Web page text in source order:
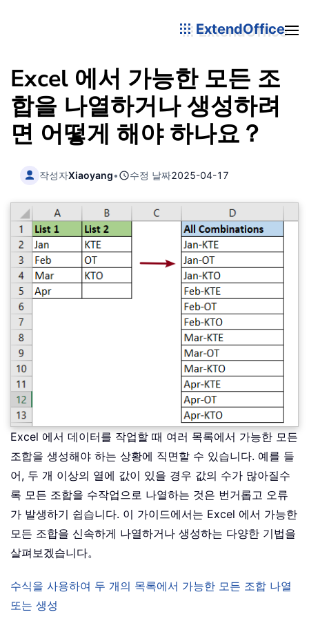
ExtendOffice
Excel 에서 가능한 모든 조
합을 나열하거나 생성하려
면 어떻게 해야 하나요？
작성자Xiaoyang• 수정 날짜2025-04-17
Excel 에서 데이터를 작업할 때 여러 목록에서 가능한 모든
조합을 생성해야 하는 상황에 직면할 수 있습니다. 예를 들
어, 두 개 이상의 열에 값이 있을 경우 값의 수가 많아질수
록 모든 조합을 수작업으로 나열하는 것은 번거롭고 오류
가 발생하기 쉽습니다. 이 가이드에서는 Excel 에서 가능한
모든 조합을 신속하게 나열하거나 생성하는 다양한 기법을
살펴보겠습니다。
수식을 사용하여 두 개의 목록에서 가능한 모든 조합 나열
또는 생성